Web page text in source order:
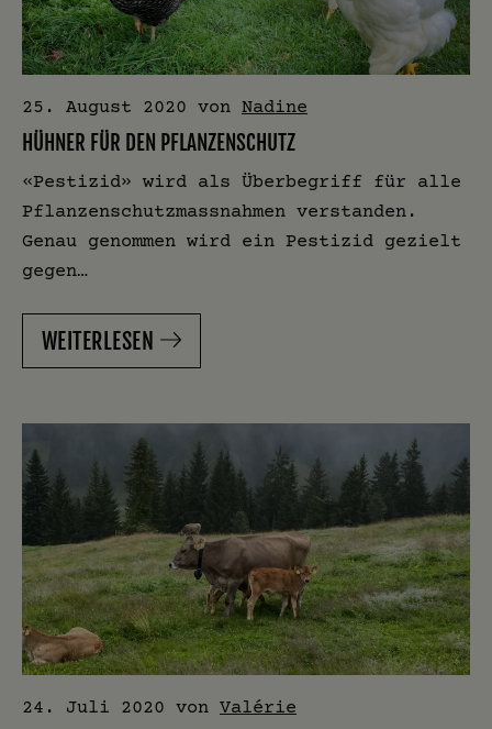
25. August 2020 von Nadine
HÜHNER FÜR DEN PFLANZENSCHUTZ
«Pestizid» wird als Überbegriff für alle
Pflanzenschutzmassnahmen verstanden.
Genau genommen wird ein Pestizid gezielt
gegen…
WEITERLESEN
24. Juli 2020 von Valérie